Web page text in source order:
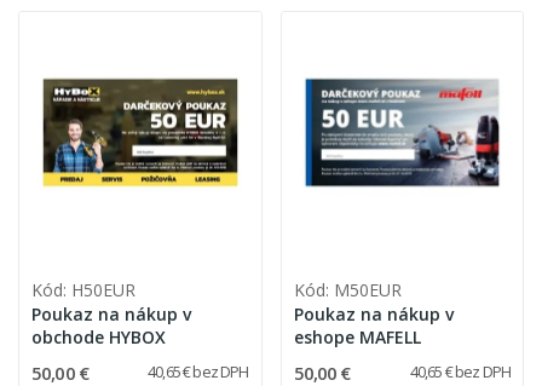
Kód: H50EUR
Poukaz na nákup v
obchode HYBOX
50,00 € 40,65 € bez DPH
Kód: M50EUR
Poukaz na nákup v
eshope MAFELL
50,00 € 40,65 € bez DPH